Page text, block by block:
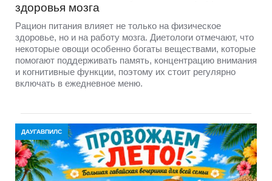
здоровья мозга
Рацион питания влияет не только на физическое
здоровье, но и на работу мозга. Диетологи отмечают, что
некоторые овощи особенно богаты веществами, которые
помогают поддерживать память, концентрацию внимания
и когнитивные функции, поэтому их стоит регулярно
включать в ежедневное меню.
ДАУГАВПИЛС